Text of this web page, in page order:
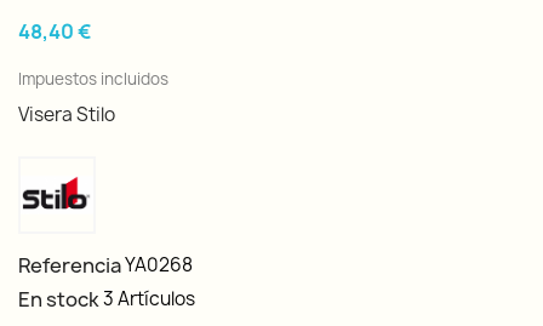
48,40 €
Impuestos incluidos
Visera Stilo
ReferenciaYA0268
En stock3 Artículos